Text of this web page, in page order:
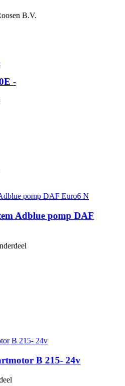
B.V.
-
Adblue pomp DAF
B 215- 24v